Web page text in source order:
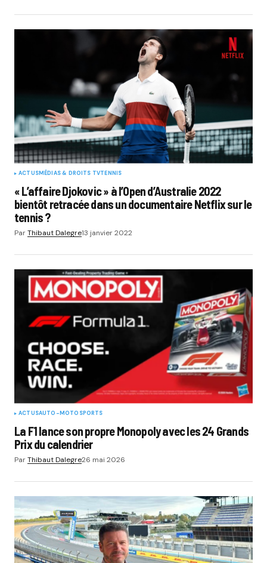
ACTUSMÉDIAS & DROITS TVTENNIS
« L’affaire Djokovic » à l’Open d’Australie 2022
bientôt retracée dans un documentaire Netflix sur le
tennis ?
ParThibaut Dalegre13 janvier 2022
ACTUSAUTO-MOTO SPORTS
La F1 lance son propre Monopoly avec les 24 Grands
Prix du calendrier
ParThibaut Dalegre26 mai 2026